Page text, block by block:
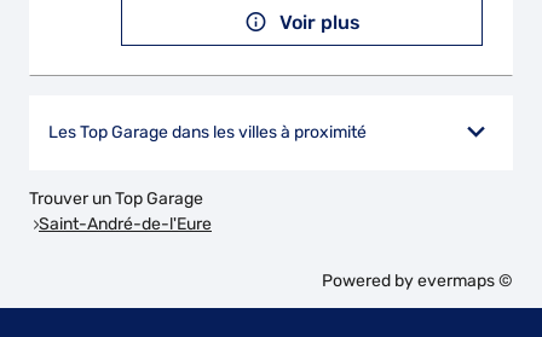
Voir plus
Les Top Garage dans les villes à proximité
Trouver un Top Garage
Saint-André-de-l'Eure
Powered byevermaps ©